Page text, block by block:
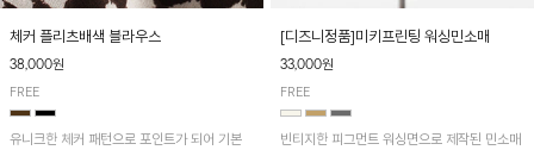
체커 플리츠배색 블라우스
38,000원
FREE
유니크한 체커 패턴으로 포인트가 되어 기본
[디즈니정품]미키프린팅 워싱민소매
33,000원
FREE
빈티지한 피그먼트 워싱면으로 제작된 민소매